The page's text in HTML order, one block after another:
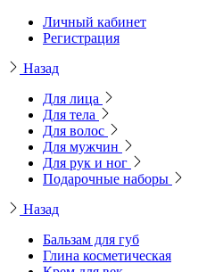
Личный кабинет
Регистрация
Назад
Для лица
Для тела
Для волос
Для мужчин
Для рук и ног
Подарочные наборы
Назад
Бальзам для губ
Глина косметическая